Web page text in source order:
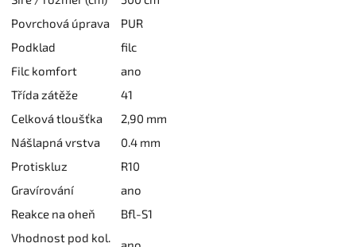
Povrchová úprava
PUR
Podklad
filc
Filc komfort
ano
Třída zátěže
41
Celková tloušťka
2,90 mm
Nášlapná vrstva
0.4 mm
Protiskluz
R10
Gravírování
ano
Reakce na oheň
Bfl-S1
Vhodnost pod kol.